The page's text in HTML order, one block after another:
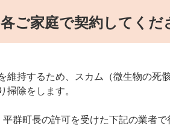
各ご家庭で契約してくだ
維持するため、スカム（微生物の死
掃除をします。
平群町長の許可を受けた下記の業者で